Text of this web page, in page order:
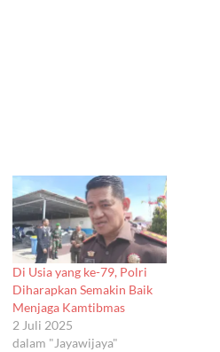
Di Usia yang ke-79, Polri
Diharapkan Semakin Baik
Menjaga Kamtibmas
2 Juli 2025
dalam "Jayawijaya"